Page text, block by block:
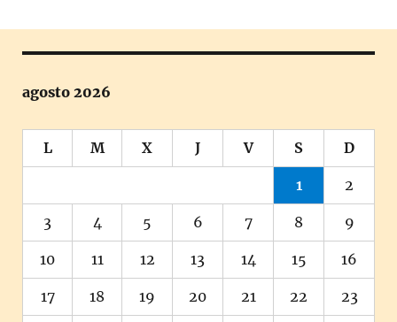
agosto 2026
L M X J V S D
1 2
3 4 5 6 7 8 9
10 11 12 13 14 15 16
17 18 19 20 21 22 23